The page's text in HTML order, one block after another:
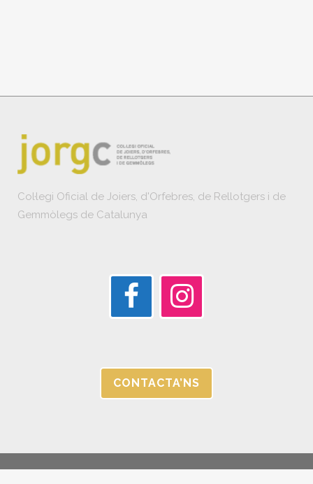
Col·legi Oficial de Joiers, d'Orfebres, de Rellotgers i de
Gemmòlegs de Catalunya
CONTACTA’NS